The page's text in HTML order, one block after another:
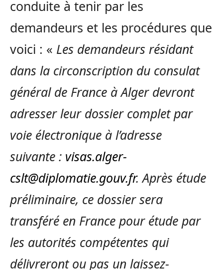
conduite à tenir par les
demandeurs et les procédures que
voici : « Les demandeurs résidant
dans la circonscription du consulat
général de France à Alger devront
adresser leur dossier complet par
voie électronique à l’adresse
suivante : visas.alger-
cslt@diplomatie.gouv.fr. Après étude
préliminaire, ce dossier sera
transféré en France pour étude par
les autorités compétentes qui
délivreront ou pas un laissez-